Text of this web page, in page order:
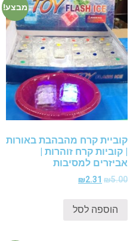
מבצע!
קוביית קרח מהבהבת באורות
| קוביות קרח זוהרות |
אביזרים למסיבות
₪5.00
₪2.31
הוספה לסל